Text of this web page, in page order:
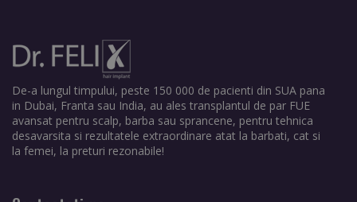
De-a lungul timpului, peste 150 000 de pacienti din SUA pana
in Dubai, Franta sau India, au ales transplantul de par FUE
avansat pentru scalp, barba sau sprancene, pentru tehnica
desavarsita si rezultatele extraordinare atat la barbati, cat si
la femei, la preturi rezonabile!